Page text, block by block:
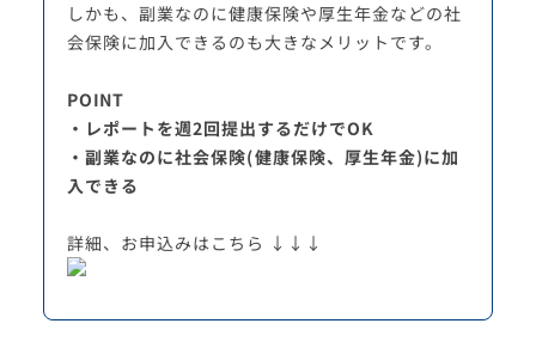
しかも、副業なのに健康保険や厚生年金などの社
会保険に加入できるのも大きなメリットです。
POINT
・レポートを週2回提出するだけでOK
・副業なのに社会保険(健康保険、厚生年金)に加
入できる
詳細、お申込みはこちら ↓↓↓